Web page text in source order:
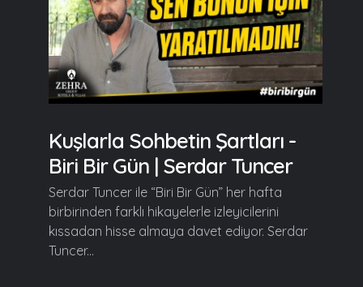
Kuşlarla Sohbetin Şartları -
Biri Bir Gün | Serdar Tuncer
Serdar Tuncer ile “Biri Bir Gün” her hafta
birbirinden farklı hikayelerle izleyicilerini
kıssadan hisse almaya davet ediyor. Serdar
Tuncer...